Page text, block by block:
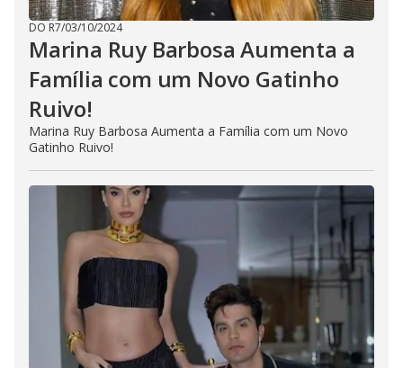
DO R7/03/10/2024
Marina Ruy Barbosa Aumenta a
Família com um Novo Gatinho
Ruivo!
Marina Ruy Barbosa Aumenta a Família com um Novo
Gatinho Ruivo!